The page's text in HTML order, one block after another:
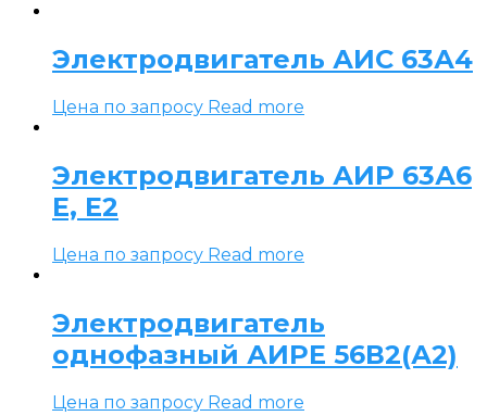
Электродвигатель АИС 63А4
Цена по запросу Read more
Электродвигатель АИР 63А6
Е, Е2
Цена по запросу Read more
Электродвигатель
однофазный АИРЕ 56В2(А2)
Цена по запросу Read more